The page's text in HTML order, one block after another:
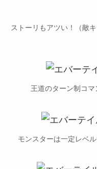
ストーリもアツい！（敵
王道のターン制コ
モンスターは一定レベ